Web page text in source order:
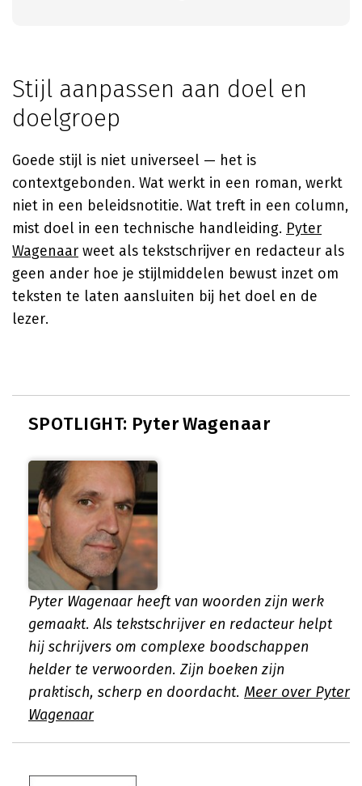
Stijl aanpassen aan doel en
doelgroep
Goede stijl is niet universeel — het is
contextgebonden. Wat werkt in een roman, werkt
niet in een beleidsnotitie. Wat treft in een column,
mist doel in een technische handleiding. Pyter
Wagenaar weet als tekstschrijver en redacteur als
geen ander hoe je stijlmiddelen bewust inzet om
teksten te laten aansluiten bij het doel en de
lezer.
SPOTLIGHT: Pyter Wagenaar
Pyter Wagenaar heeft van woorden zijn werk
gemaakt. Als tekstschrijver en redacteur helpt
hij schrijvers om complexe boodschappen
helder te verwoorden. Zijn boeken zijn
praktisch, scherp en doordacht. Meer over Pyter
Wagenaar